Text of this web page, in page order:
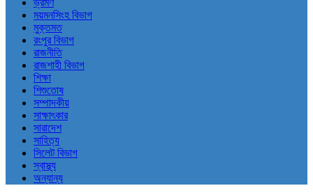
ভ্রমণ
ময়মনসিংহ বিভাগ
মুক্তমত
রংপুর বিভাগ
রাজনীতি
রাজশাহী বিভাগ
শিক্ষা
শিশুতোষ
সম্পাদকীয়
সাক্ষাৎকার
সারাদেশ
সাহিত্য
সিলেট বিভাগ
স্বাস্থ্য
অন্যান্য